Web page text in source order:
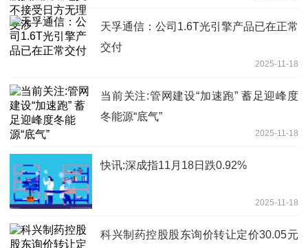
天孚通信：公司1.6T光引擎产品已在正常
交付
2025-11-18
当前关注:管网建设“加速跑” 蓄足迎峰度
冬能源“底气”
2025-11-18
快讯:深成指11月18日跌0.92%
2025-11-18
科兴制药控股股东询价转让定价30.05元